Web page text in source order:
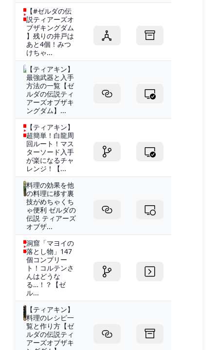
【#ゼルダの伝
説ティアーズオ
ブザキングダム
】残りの井戸は
あと4個！みつ
けちゃ...
【ティアキン】
最強武器と入手
方法の一覧【ゼ
ルダの伝説ティ
アーズオブザキ
ングダム】...
【ティアキン】
超簡単！白龍周
回ルート！マス
ターソード入手
が楽になるチャ
レンジ！【...
料理の効果を他
の料理に移す裏
技がめちゃくち
ゃ便利 ゼルダの
伝説 ティアーズ
オブザ...
洞窟「マヨイの
落とし物」147
個コンプリー
ト！コルテンさ
んはどうな
る…！？【ゼ
ル...
【ティアキン】
料理のレシピ一
覧と作り方【ゼ
ルダの伝説ティ
アーズオブザキ